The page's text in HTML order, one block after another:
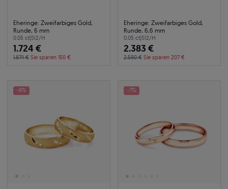
Eheringe: Zweifarbiges Gold,
Runde, 6 mm
0.05 ct|SI2/H
1.724 €
1.874 € Sie sparen 150 €
Eheringe: Zweifarbiges Gold,
Runde, 6,6 mm
0.05 ct|SI2/H
2.383 €
2.590 € Sie sparen 207 €
-8% -7%